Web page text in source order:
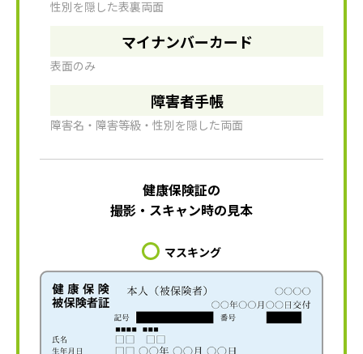
性別を隠した表裏両面
マイナンバーカード
表面のみ
障害者手帳
障害名・障害等級・性別を隠した両面
健康保険証の
撮影・スキャン時の見本
マスキング